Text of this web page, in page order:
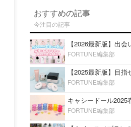
おすすめの記事
今注目の記事
FORTUNE編集部
FORTUNE編集部
FORTUNE編集部